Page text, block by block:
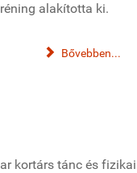
alakította ki.
Bővebben...
kortárs tánc és fizikai